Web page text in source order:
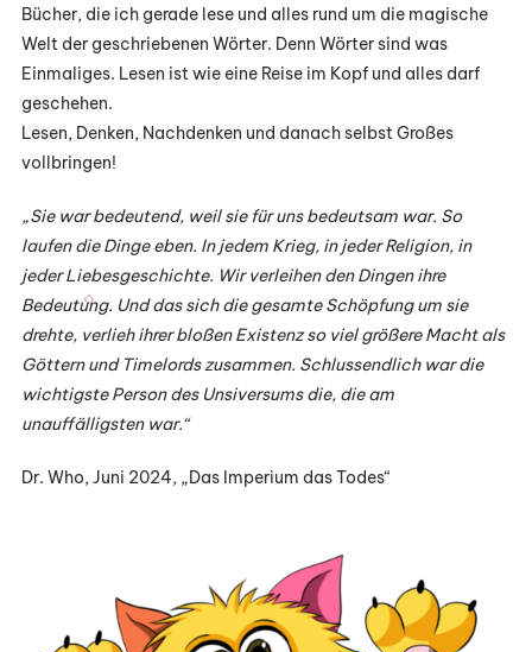
Bücher, die ich gerade lese und alles rund um die magische
Welt der geschriebenen Wörter. Denn Wörter sind was
Einmaliges. Lesen ist wie eine Reise im Kopf und alles darf
geschehen.
Lesen, Denken, Nachdenken und danach selbst Großes
vollbringen!
„Sie war bedeutend, weil sie für uns bedeutsam war. So
laufen die Dinge eben. In jedem Krieg, in jeder Religion, in
jeder Liebesgeschichte. Wir verleihen den Dingen ihre
Bedeutung. Und das sich die gesamte Schöpfung um sie
drehte, verlieh ihrer bloßen Existenz so viel größere Macht als
Göttern und Timelords zusammen. Schlussendlich war die
wichtigste Person des Unsiversums die, die am
unauffälligsten war.“
Dr. Who, Juni 2024, „Das Imperium das Todes“